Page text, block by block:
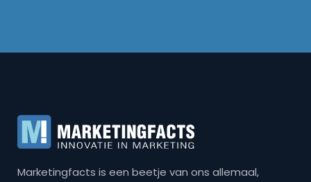
Marketingfacts is een beetje van ons allemaal,